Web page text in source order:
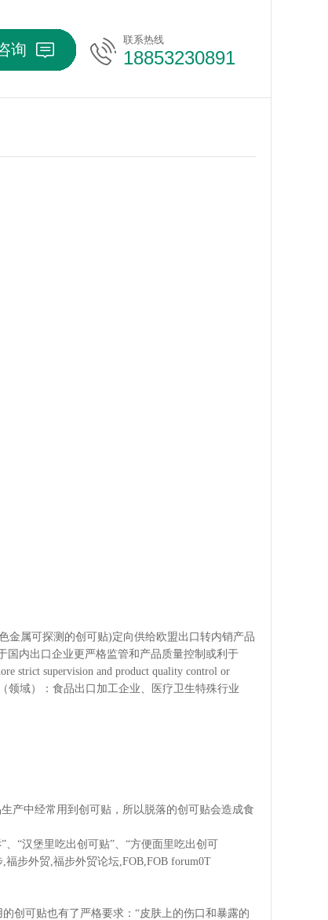
询
联系热线
18853230891
金属可探测的创可贴)定向供给欧盟出口转内销产品
于国内出口企业更严格监管和产品质量控制或利于
strict supervision and product quality control or
领域）：食品出口加工企业、医疗卫生特殊行业
产中经常用到创可贴，所以脱落的创可贴会造成食
“汉堡里吃出创可贴”、“方便面里吃出创可
步外贸,福步外贸论坛,FOB,FOB forum0T
创可贴也有了严格要求：“皮肤上的伤口和暴露的